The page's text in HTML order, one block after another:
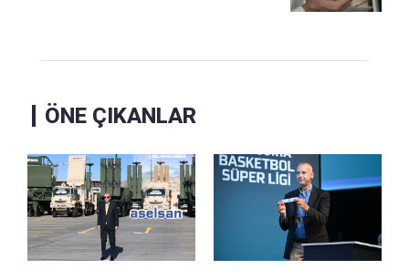
ÖNE ÇIKANLAR